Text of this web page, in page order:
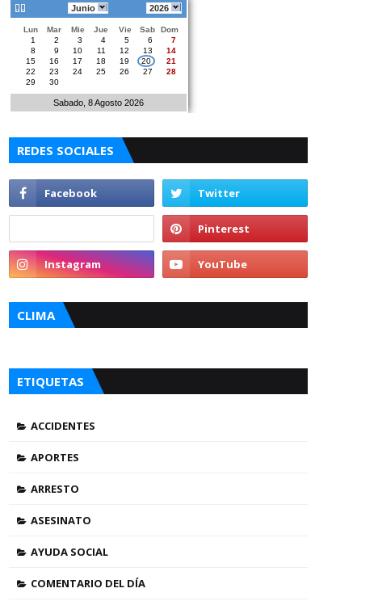
Junio 2026
Lun Mar Mie Jue Vie Sab
Dom
1
2 3 4 5 6
7
8
9 10 11 12 13
14
15
16 17 18 19 20
21
22
23 24 25 26 27
28
29
30
Sabado, 8 Agosto 2026
REDES SOCIALES
CLIMA
ETIQUETAS
ACCIDENTES
APORTES
ARRESTO
ASESINATO
AYUDA SOCIAL
COMENTARIO DEL DÍA